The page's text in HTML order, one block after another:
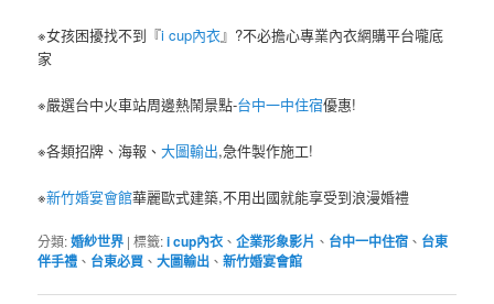
※女孩困擾找不到『i cup內衣』?不必擔心專業內衣網購平台嚨底
家
※嚴選台中火車站周邊熱鬧景點-台中一中住宿優惠!
※各類招牌、海報、大圖輸出,急件製作施工!
※新竹婚宴會館華麗歐式建築,不用出國就能享受到浪漫婚禮
分類:婚紗世界 |標籤:i cup內衣 、企業形象影片 、 台中一中住宿 、 台東
伴手禮 、 台東必買 、大圖輸出 、新竹婚宴會館